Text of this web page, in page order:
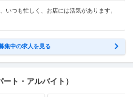
いつも忙しく、お店には活気があります。
集中の求人を見る
ート・アルバイト）